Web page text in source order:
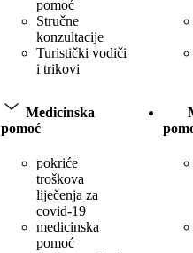
pomoć
Stručne
konzultacije
Turistički vodiči
i trikovi
Medicinska
pomoć
pokriće
troškova
liječenja za
covid-19
medicinska
pomoć